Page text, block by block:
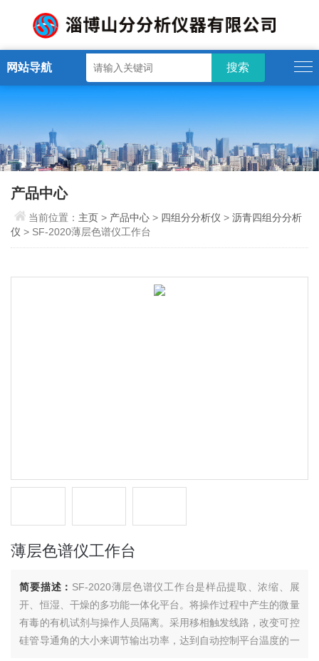
网站导航
产品中心
当前位置： 主页> 产品中心 > 四组分分析仪 >沥青四组分分析
仪 > SF-2020薄层色谱仪工作台
薄层色谱仪工作台
简要描述： SF-2020薄层色谱仪工作台是样品提取、浓缩、展
开、恒湿、干燥的多功能一体化平台。将操作过程中产生的微量
有毒的有机试剂与操作人员隔离。采用移相触发线路，改变可控
硅管导通角的大小来调节输出功率，达到自动控制平台温度的一